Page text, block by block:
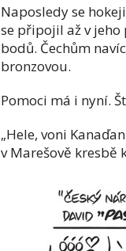
Naposledy se
se připojil až v
bodů. Čechům
bronzovou.
Pomoci má i nyní.
„Hele, voni
v Marešově kresbě